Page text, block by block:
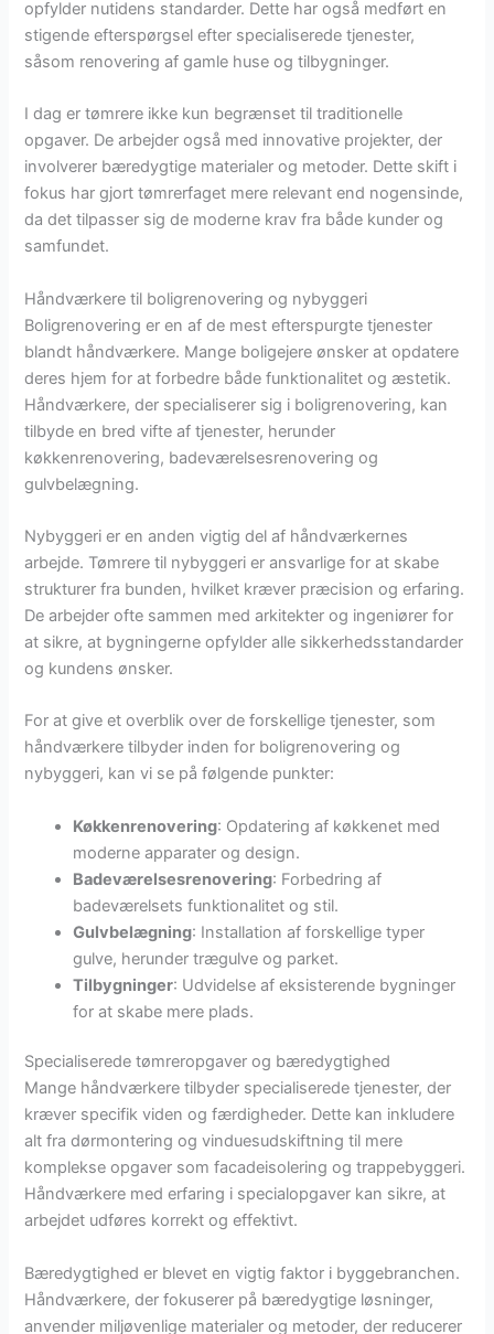
opfylder nutidens standarder. Dette har også medført en
stigende efterspørgsel efter specialiserede tjenester,
såsom renovering af gamle huse og tilbygninger.
I dag er tømrere ikke kun begrænset til traditionelle
opgaver. De arbejder også med innovative projekter, der
involverer bæredygtige materialer og metoder. Dette skift i
fokus har gjort tømrerfaget mere relevant end nogensinde,
da det tilpasser sig de moderne krav fra både kunder og
samfundet.
Håndværkere til boligrenovering og nybyggeri
Boligrenovering er en af de mest efterspurgte tjenester
blandt håndværkere. Mange boligejere ønsker at opdatere
deres hjem for at forbedre både funktionalitet og æstetik.
Håndværkere, der specialiserer sig i boligrenovering, kan
tilbyde en bred vifte af tjenester, herunder
køkkenrenovering, badeværelsesrenovering og
gulvbelægning.
Nybyggeri er en anden vigtig del af håndværkernes
arbejde. Tømrere til nybyggeri er ansvarlige for at skabe
strukturer fra bunden, hvilket kræver præcision og erfaring.
De arbejder ofte sammen med arkitekter og ingeniører for
at sikre, at bygningerne opfylder alle sikkerhedsstandarder
og kundens ønsker.
For at give et overblik over de forskellige tjenester, som
håndværkere tilbyder inden for boligrenovering og
nybyggeri, kan vi se på følgende punkter:
Køkkenrenovering: Opdatering af køkkenet med
moderne apparater og design.
Badeværelsesrenovering: Forbedring af
badeværelsets funktionalitet og stil.
Gulvbelægning: Installation af forskellige typer
gulve, herunder trægulve og parket.
Tilbygninger: Udvidelse af eksisterende bygninger
for at skabe mere plads.
Specialiserede tømreropgaver og bæredygtighed
Mange håndværkere tilbyder specialiserede tjenester, der
kræver specifik viden og færdigheder. Dette kan inkludere
alt fra dørmontering og vinduesudskiftning til mere
komplekse opgaver som facadeisolering og trappebyggeri.
Håndværkere med erfaring i specialopgaver kan sikre, at
arbejdet udføres korrekt og effektivt.
Bæredygtighed er blevet en vigtig faktor i byggebranchen.
Håndværkere, der fokuserer på bæredygtige løsninger,
anvender miljøvenlige materialer og metoder, der reducerer